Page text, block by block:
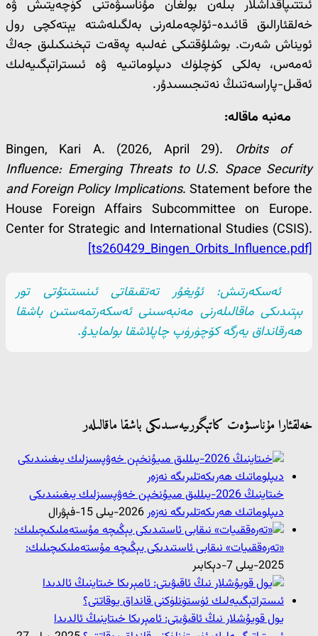
ئىتتىپاقداشلار بىلەن بولغان مۇناسىۋەتنى كۈچەيتىش ۋە
خەلقئارالىق قائىدە-ئۆلچەملەرنى بەلگىلەشتە يېتەكچى رول
ئويناش شەرت. بوشلۇقتىكى غەلىبە پەقەت تېخنىكىلىق جەڭ
ئەمەس، بەلكى كۈچلۈك دىپلوماتىيە ۋە ئىستراتېگىيەلىك
ئەقىل-پاراسەتنىڭ نەتىجىسىدۇر.
مەنبە ماقالە:
Bingen, Kari A. (2026, April 29). Orbits of
Influence: Emerging Threats to U.S. Space Security
and Foreign Policy Implications. Statement before the
House Foreign Affairs Subcommittee on Europe.
Center for Strategic and International Studies (CSIS).
[ts260429_Bingen_Orbits_Influence.pdf]
ئەسكەرتىش: ئۇيغۇر تەتقىقاتى ئىنستىتۇتى تور
بېتىدىكى ماقالىلەرنى مەنبەسىنى ئەسكەرتمەستىن باشقا
ھەرقانداق يەرگە كۆچۈرۈپ چاپلاشقا بولمايدۇ.
خەلقئارا مۇناسىۋەت كاتېگورىيەسىدىكى باشقا ماقالىلەر
خىتاينىڭ 2026-يىللىق مىيۇنخېن خەۋپسىزلىك يىغىنىدىكى
دىپلوماتىك ھەرىكەتلىرىگە نەزەر2026-يىلى 15-فېۋرال
«تەرەققىيات» نىقابى ئاستىدىكى يېڭىچە مۇستەملىكىچىلىك:
2025-يىلى 7-دېكابىر
يول قويۇشلار نىڭ ئاقىۋىتى: ئامېرىكا خىتاينىڭ ئالدىدا